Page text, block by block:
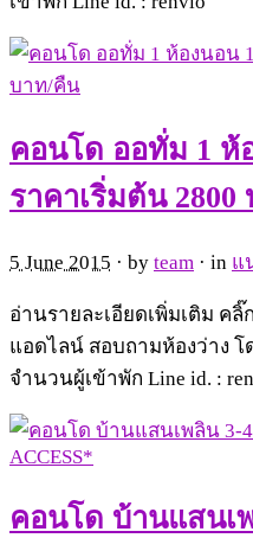
คอนโด ออทั่ม 1 ห้
ราคาเริ่มต้น 2800
5 June 2015 · by team · in แ
อ่านรายละเอียดเพิ่มเติม คลิ๊
แอดไลน์ สอบถามห้องว่าง
จำนวนผู้เข้าพัก Line id. :
คอนโด บ้านแสนเ